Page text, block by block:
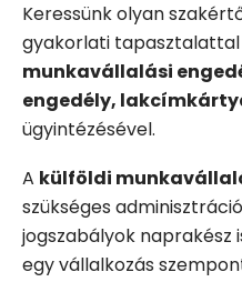
Keressünk olyan
gyakorlati
munkavállalási
engedély,
ügyintézésével.
A külföldi
szükséges
jogszabályok naprakész
egy vállalkozás